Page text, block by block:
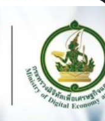
ที่มีย่านความถี่มาก
บกว่า เร็วแรงยิ่งกว่า
ความเป็น First Mover
ร็วสุด ปูพรมทรู 5G คลื่น
ววันนี้ ด้วยเสาสัญญาณ
มเงินและราย
” ไม่ต้องเสียค่า
ารใช้ชีวิตของคนไทย
องโรคโควิด-19 ระลอก
รษฐกิจและสังคม และ